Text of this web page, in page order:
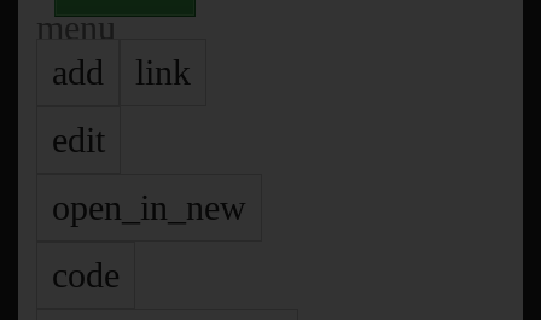
menu
add
link
edit
open_in_new
code